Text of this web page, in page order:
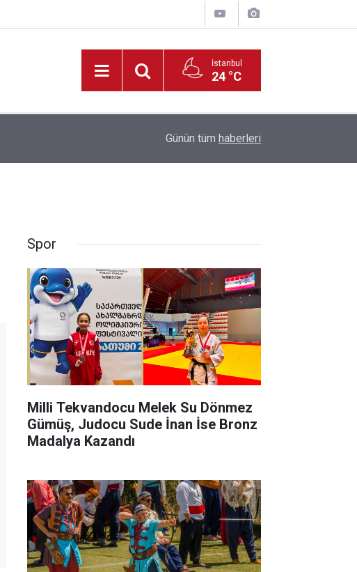
İstanbul
24 °C
Müdür Yiğit’ten, Tadilatı Devam Eden Okullara
Günün tüm haberleri
Spor
Milli Tekvandocu Melek Su Dönmez
Gümüş, Judocu Sude İnan İse Bronz
Madalya Kazandı